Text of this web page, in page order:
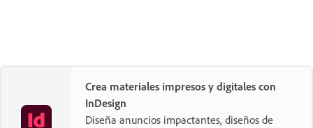
Crea materiales impresos y digitales con
InDesign
Diseña anuncios impactantes, diseños de